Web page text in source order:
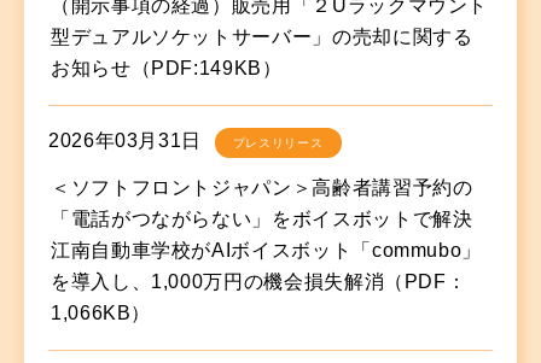
（開示事項の経過）販売用「２Uラックマウント
型デュアルソケットサーバー」の売却に関する
お知らせ（PDF:149KB）
2026年03月31日 プレスリリース
＜ソフトフロントジャパン＞高齢者講習予約の
「電話がつながらない」をボイスボットで解決
江南自動車学校がAIボイスボット「commubo」
を導入し、1,000万円の機会損失解消（PDF：
1,066KB）